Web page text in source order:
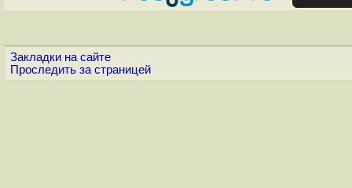
Закладки на сайте
Проследить за страницей